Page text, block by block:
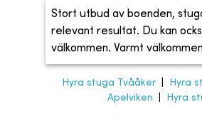
Stort utbud av boenden,
relevant resultat. Du kan
välkommen. Varmt
Hyra stuga Tvååker| Hyra
Apelviken
Hyra